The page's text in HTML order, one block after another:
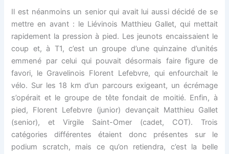
Il est néanmoins un senior qui avait lui aussi décidé de se
mettre en avant : le Liévinois Matthieu Gallet, qui mettait
rapidement la pression à pied. Les jeunots encaissaient le
coup et, à T1, c’est un groupe d’une quinzaine d’unités
emmené par celui qui pouvait désormais faire figure de
favori, le Gravelinois Florent Lefebvre, qui enfourchait le
vélo. Sur les 18 km d’un parcours exigeant, un écrémage
s’opérait et le groupe de tête fondait de moitié. Enfin, à
pied, Florent Lefebvre (junior) devançait Matthieu Gallet
(senior), et Virgile Saint-Omer (cadet, COT). Trois
catégories différentes étaient donc présentes sur le
podium scratch, mais ce qu’on retiendra, c’est la belle